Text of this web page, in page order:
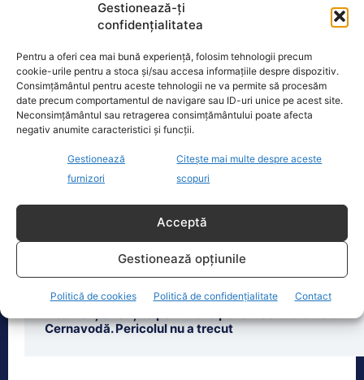
Gestionează-ți
confidențialitatea
Pentru a oferi cea mai bună experiență, folosim tehnologii precum
cookie-urile pentru a stoca și/sau accesa informațiile despre dispozitiv.
Consimțământul pentru aceste tehnologii ne va permite să procesăm
date precum comportamentul de navigare sau ID-uri unice pe acest site.
Neconsimțământul sau retragerea consimțământului poate afecta
negativ anumite caracteristici și funcții.
Gestionează
furnizori
Citește mai multe despre aceste
scopuri
Acceptă
Gestionează opțiunile
Politică de cookies Politică de confidențialitate Contact
2016, trece prin cele mai grele zile de
la preluarea mandatului, iar acțiunile
sale[...]
Ultimele știri
Gorghiu dezvăluie planurile lui Ilie Bolojan
Alexandru Nazare se așteaptă la creștere
economică după ratingul de țară. Începe de la
toamnă
Cernavodă. Pericolul nu a trecut